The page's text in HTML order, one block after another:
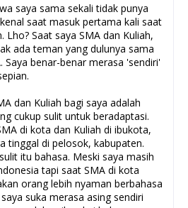
saya sama sekali tidak punya
saat masuk pertama kali saat
Lho? Saat saya SMA dan Kuliah,
ada teman yang dulunya sama
Saya benar-benar merasa 'sendiri'
dan Kuliah bagi saya adalah
cukup sulit untuk beradaptasi.
di kota dan Kuliah di ibukota,
tinggal di pelosok, kabupaten.
itu bahasa. Meski saya masih
tapi saat SMA di kota
orang lebih nyaman berbahasa
suka merasa asing sendiri